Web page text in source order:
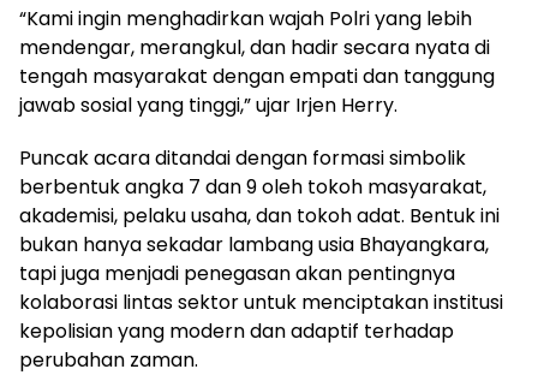
“Kami ingin menghadirkan wajah Polri yang lebih
mendengar, merangkul, dan hadir secara nyata di
tengah masyarakat dengan empati dan tanggung
jawab sosial yang tinggi,” ujar Irjen Herry.
Puncak acara ditandai dengan formasi simbolik
berbentuk angka 7 dan 9 oleh tokoh masyarakat,
akademisi, pelaku usaha, dan tokoh adat. Bentuk ini
bukan hanya sekadar lambang usia Bhayangkara,
tapi juga menjadi penegasan akan pentingnya
kolaborasi lintas sektor untuk menciptakan institusi
kepolisian yang modern dan adaptif terhadap
perubahan zaman.